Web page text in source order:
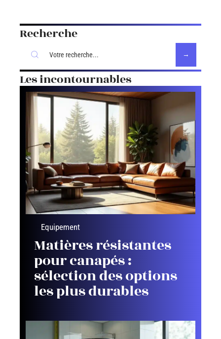
Recherche
Les incontournables
Equipement
Matières résistantes
pour canapés :
sélection des options
les plus durables